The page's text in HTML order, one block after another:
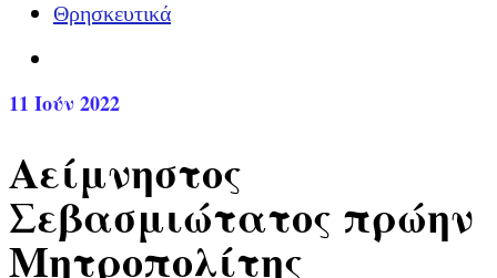
Θρησκευτικά
11 Ιούν 2022
Αείμνηστος
Σεβασμιώτατος πρώην
Μητροπολίτης